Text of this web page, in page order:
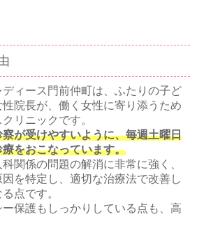
ィース門前仲町は、ふたりの子ど
院長が、働く女性に寄り添うため
リニックです。
が受けやすいように、毎週土曜日
をおこなっています。
関係の問題の解消に非常に強く、
を特定し、適切な治療法で改善し
点です。
保護もしっかりしている点も、高